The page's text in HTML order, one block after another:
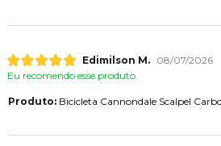
Edimilson M.
08/07/2026
Eu recomendo esse produto.
Produto:Bicicleta Cannondale Scalpel